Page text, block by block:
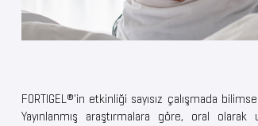
FORTIGEL®'in etkinliği sayısız çalışmada
Yayınlanmış araştırmalara göre, oral olarak